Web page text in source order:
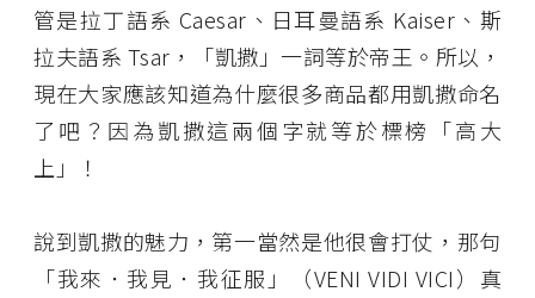
管是拉丁語系 Caesar、日耳曼語系 Kaiser、斯
拉夫語系 Tsar，「凱撒」一詞等於帝王。所以，
現在大家應該知道為什麼很多商品都用凱撒命名
了吧？因為凱撒這兩個字就等於標榜「高大
上」！
說到凱撒的魅力，第一當然是他很會打仗，那句
「我來．我見．我征服」（VENI VIDI VICI）真